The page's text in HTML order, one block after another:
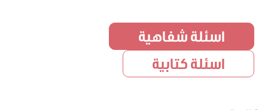
اسئلة شفاهية
اسئلة كتابية